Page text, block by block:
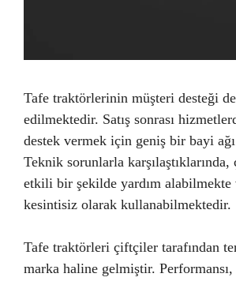
Tafe traktörlerinin müşteri desteği
edilmektedir. Satış sonrası
destek vermek için geniş bir bayi
Teknik sorunlarla
etkili bir şekilde yardım
kesintisiz olarak kullanabilmektedir.
Tafe traktörleri çiftçiler tarafından
marka haline gelmiştir. Performansı,